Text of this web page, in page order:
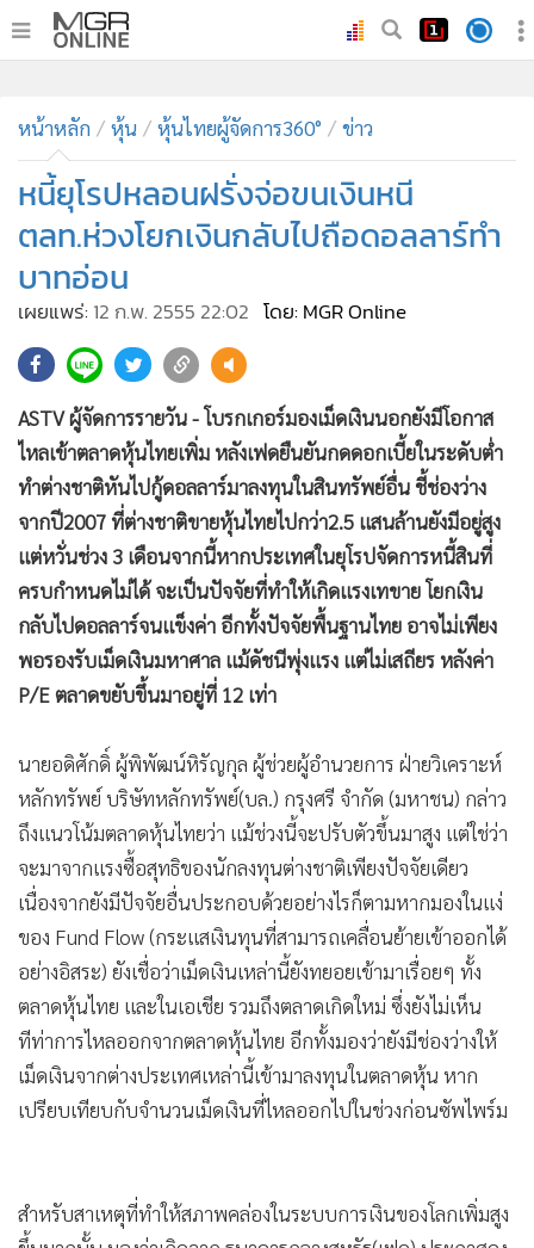
• ทันเหตุการณ์
• ภาคใต้
• ภูมิภาค
• Online Section
• บันเทิง
• ผู้จัดการรายวัน
• คอลัมนิสต์
• ละคร
• CbizReview
• Cyber BIZ
• ผู้จัดกวน
• Good health & Well-being
• Green Innovation & SD
Management & HR
MGR Live
• Infographic
• ท่องเที่ยว
• กีฬา
• ต่างประเทศ
• Special Scoop
• เศรษฐกิจ-ธุรกิจ
• จีน
• ชุมชน-คุณภาพชีวิต
• อาชญากรรม
• Motoring
• เกม
• วิทยาศาสตร์
•
หุ้น
•
อินโดจีน
หน้าหลัก หุ้น หุ้นไทยผู้จัดการ360° ข่าว
หนี้ยุโรปหลอนฝรั่งจ่อขนเงินหนี
ตลท.ห่วงโยกเงินกลับไปถือดอลลาร์ทำ
บาทอ่อน
เผยแพร่: 12 ก.พ. 2555 22:02 โดย: MGR Online
ASTV ผู้จัดการรายวัน - โบรกเกอร์มองเม็ดเงินนอกยังมีโอกาส
ไหลเข้าตลาดหุ้นไทยเพิ่ม หลังเฟดยืนยันกดดอกเบี้ยในระดับต่ำ
ทำต่างชาติหันไปกู้ดอลลาร์มาลงทุนในสินทรัพย์อื่น ชี้ช่องว่าง
จากปี2007 ที่ต่างชาติขายหุ้นไทยไปกว่า2.5 แสนล้านยังมีอยู่สูง
แต่หวั่นช่วง 3 เดือนจากนี้หากประเทศในยุโรปจัดการหนี้สินที่
ครบกำหนดไม่ได้ จะเป็นปัจจัยที่ทำให้เกิดแรงเทขาย โยกเงิน
กลับไปดอลลาร์จนแข็งค่า อีกทั้งปัจจัยพื้นฐานไทย อาจไม่เพียง
พอรองรับเม็ดเงินมหาศาล แม้ดัชนีพุ่งแรง แต่ไม่เสถียร หลังค่า
P/E ตลาดขยับขึ้นมาอยู่ที่ 12 เท่า
นายอดิศักดิ์ ผู้พิพัฒน์หิรัญกุล ผู้ช่วยผู้อำนวยการ ฝ่ายวิเคราะห์
หลักทรัพย์ บริษัทหลักทรัพย์(บล.) กรุงศรี จำกัด (มหาชน) กล่าว
ถึงแนวโน้มตลาดหุ้นไทยว่า แม้ช่วงนี้จะปรับตัวขึ้นมาสูง แต่ใช่ว่า
จะมาจากแรงซื้อสุทธิของนักลงทุนต่างชาติเพียงปัจจัยเดียว
เนื่องจากยังมีปัจจัยอื่นประกอบด้วยอย่างไรก็ตามหากมองในแง่
ของ Fund Flow (กระแสเงินทุนที่สามารถเคลื่อนย้ายเข้าออกได้
อย่างอิสระ) ยังเชื่อว่าเม็ดเงินเหล่านี้ยังทยอยเข้ามาเรื่อยๆ ทั้ง
ตลาดหุ้นไทย และในเอเชีย รวมถึงตลาดเกิดใหม่ ซึ่งยังไม่เห็น
ทีท่าการไหลออกจากตลาดหุ้นไทย อีกทั้งมองว่ายังมีช่องว่างให้
เม็ดเงินจากต่างประเทศเหล่านี้เข้ามาลงทุนในตลาดหุ้น หาก
เปรียบเทียบกับจำนวนเม็ดเงินที่ไหลออกไปในช่วงก่อนซัพไพร์ม
สำหรับสาเหตุที่ทำให้สภาพคล่องในระบบการเงินของโลกเพิ่มสูง